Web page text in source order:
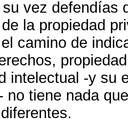
vez defendías
la propiedad
el camino de
intelectual -y su
no tiene nada